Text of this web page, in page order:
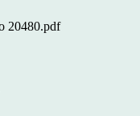
20480.pdf